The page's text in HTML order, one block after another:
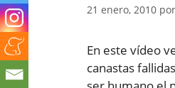
21 enero, 2010 por
En este vídeo
canastas